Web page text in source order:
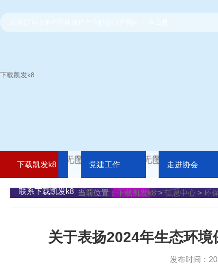
下载凯发k8
下载凯发k8 党建工作 走进协会
联系下载凯发k8 当前位置： 下载凯发k8>信息中心 > 环
关于表扬2024年生态环
发布时间：